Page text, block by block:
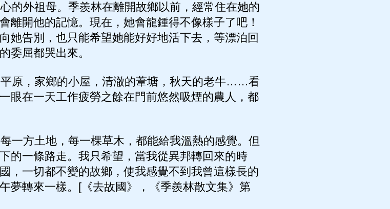
的外祖母。季羨林在離開故鄉以前，經常住在她的
離開他的記憶。現在，她會龍鍾得不像樣子了吧！
她告別，也只能希望她能好好地活下去，等漂泊回
委屈都哭出來。
原，家鄉的小屋，清澈的葦塘，秋天的老牛……看
眼在一天工作疲勞之餘在門前悠然吸煙的農人，都
一方土地，每一棵草木，都能給我溫熱的感覺。但
的一條路走。我只希望，當我從異邦轉回來的時
，一切都不變的故鄉，使我感覺不到我曾這樣長的
夢轉來一樣。[《去故國》，《季羨林散文集》第